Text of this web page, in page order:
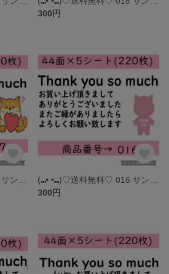
300円
300円